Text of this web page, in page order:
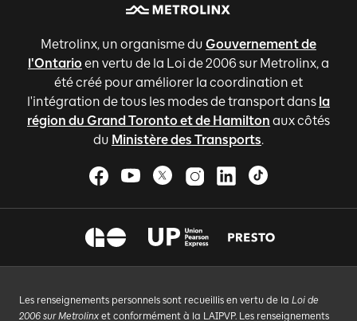
Metrolinx, un organisme du Gouvernement de
l'Ontario en vertu de la Loi de 2006 sur Metrolinx, a
été créé pour améliorer la coordination et
l'intégration de tous les modes de transport dans la
région du Grand Toronto et de Hamilton aux côtés
du Ministère des Transports.
Les renseignements personnels sont recueillis en vertu de la Loi de
2006 sur Metrolinx et conformément à la LAIPVP. Les renseignements